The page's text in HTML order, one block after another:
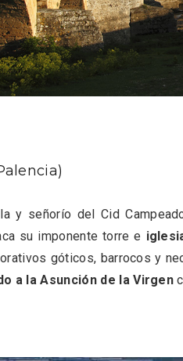
y señorío del Cid
su imponente torre e
góticos, barrocos y
a la Asunción de la Virgen
del Queso
La
del